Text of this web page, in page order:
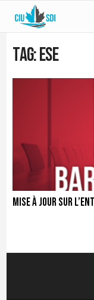
Tag: ESE
Mise à jour sur